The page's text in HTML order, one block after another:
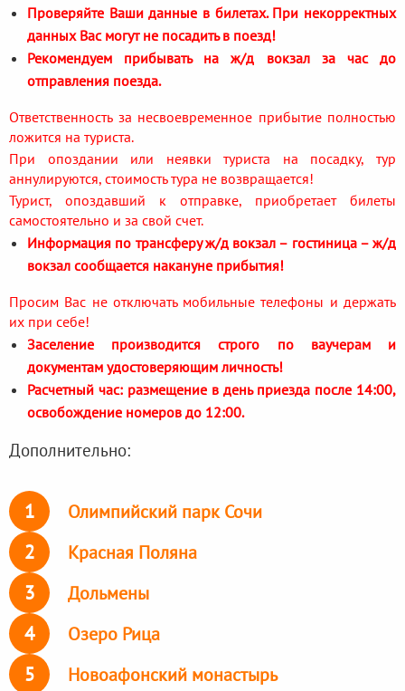
Проверяйте Ваши данные в билетах. При некорректных
данных Вас могут не посадить в поезд!
Рекомендуем прибывать на ж/д вокзал за час до
отправления поезда.
Ответственность за несвоевременное прибытие полностью
ложится на туриста.
При опоздании или неявки туриста на посадку, тур
аннулируются, стоимость тура не возвращается!
Турист, опоздавший к отправке, приобретает билеты
самостоятельно и за свой счет.
Информация по трансферу ж/д вокзал – гостиница – ж/д
вокзал сообщается накануне прибытия!
Просим Вас не отключать мобильные телефоны и держать
их при себе!
Заселение производится строго по ваучерам и
документам удостоверяющим личность!
Расчетный час: размещение в день приезда после 14:00,
освобождение номеров до 12:00.
Дополнительно:
1 Олимпийский парк Сочи
2 Красная Поляна
3 Дольмены
4 Озеро Рица
5 Новоафонский монастырь